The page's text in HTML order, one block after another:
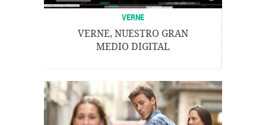
VERNE
VERNE, NUESTRO GRAN
MEDIO DIGITAL